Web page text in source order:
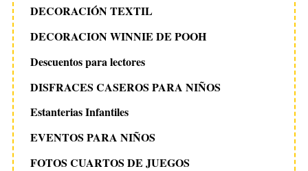
DECORACIÓN TEXTIL
DECORACION WINNIE DE POOH
Descuentos para lectores
DISFRACES CASEROS PARA NIÑOS
Estanterias Infantiles
EVENTOS PARA NIÑOS
FOTOS CUARTOS DE JUEGOS